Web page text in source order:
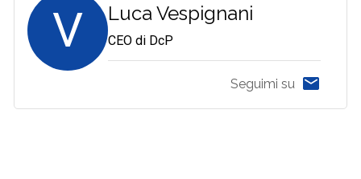
V Luca Vespignani
CEO di DcP
Seguimi su